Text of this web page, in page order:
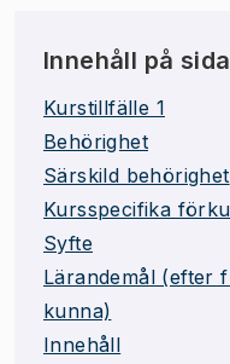
Innehåll på
Kurstillfälle 1
Behörighet
Särskild behörighet
Kursspecifika
Syfte
Lärandemål (efter
kunna)
Innehåll